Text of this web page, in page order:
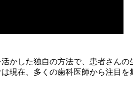
かした独自の方法で、患者さん
現在、多くの歯科医師から注目を